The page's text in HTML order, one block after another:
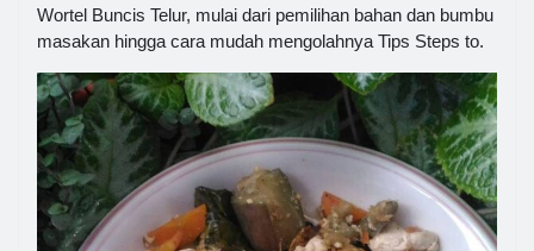
Wortel Buncis Telur, mulai dari pemilihan bahan dan bumbu
masakan hingga cara mudah mengolahnya Tips Steps to.